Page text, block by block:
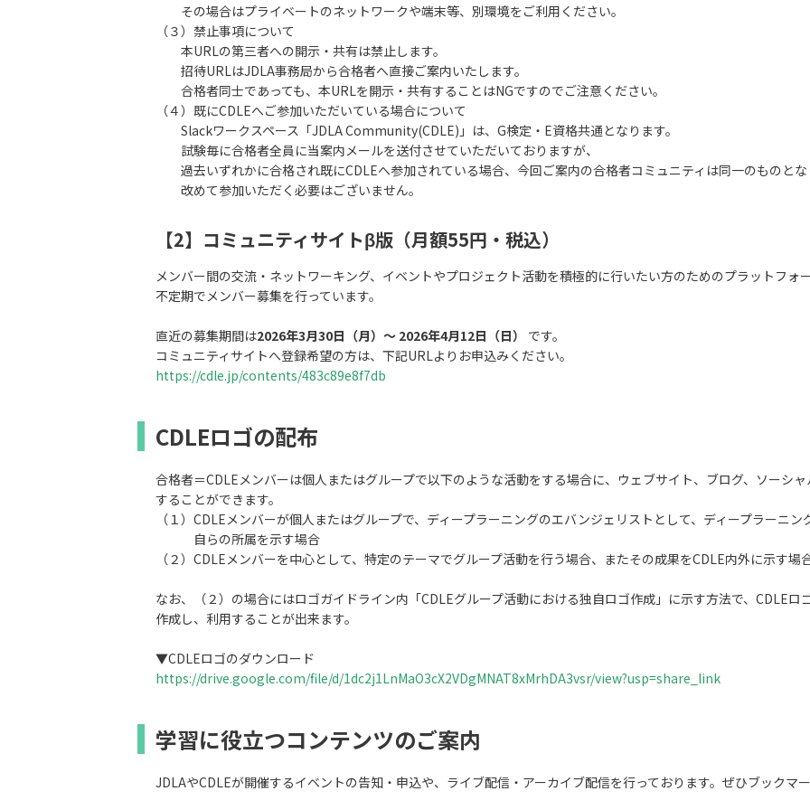
その場合はプライベートのネットワークや端末等、別環境をご利用ください。
（３）禁止事項について
本URLの第三者への開示・共有は禁止します。
招待URLはJDLA事務局から合格者へ直接ご案内いたします。
合格者同士であっても、本URLを開示・共有することはNGですのでご注意ください。
（４）既にCDLEへご参加いただいている場合について
Slackワークスペース「JDLA Community(CDLE)」は、G検定・E資格共通となります。
試験毎に合格者全員に当案内メールを送付させていただいておりますが、
過去いずれかに合格され既にCDLEへ参加されている場合、今回ご案内の合格者コミュニティは同一のものとな
改めて参加いただく必要はございません。
【2】コミュニティサイトβ版（月額55円・税込）
メンバー間の交流・ネットワーキング、イベントやプロジェクト活動を積極的に行いたい方のためのプラットフォー
不定期でメンバー募集を行っています。
直近の募集期間は2026年3月30日（月）～ 2026年4月12日（日）
です。
コミュニティサイトへ登録希望の方は、下記URLよりお申込みください。
https://cdle.jp/contents/483c89e8f7db
CDLEロゴの配布
合格者＝CDLEメンバーは個人またはグループで以下のような活動をする場合に、ウェブサイト、ブログ、ソーシ
することができます。
（１）CDLEメンバーが個人またはグループで、ディープラーニングのエバンジェリストとして、ディープラーニン
自らの所属を示す場合
（２）CDLEメンバーを中心として、特定のテーマでグループ活動を行う場合、またその成果をCDLE内外に示す場
なお、（２）の場合にはロゴガイドライン内「CDLEグループ活動における独自ロゴ作成」に示す方法で、CDLE
作成し、利用することが出来ます。
▼CDLEロゴのダウンロード
https://drive.google.com/file/d/1dc2j1LnMaO3cX2VDgMNAT8xMrhDA3vsr/view?usp=share_link
学習に役立つコンテンツのご案内
JDLAやCDLEが開催するイベントの告知・申込や、ライブ配信・アーカイブ配信を行っております。ぜひブックマ